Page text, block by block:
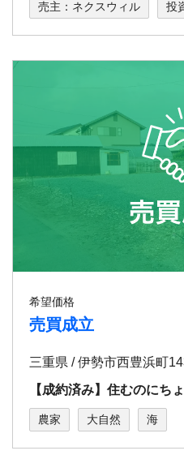
売主：ネクスウィル 投
希望価格
売買成立
三重県 / 伊勢市西豊浜町
【成約済み】住むのにち
農家 大自然 海